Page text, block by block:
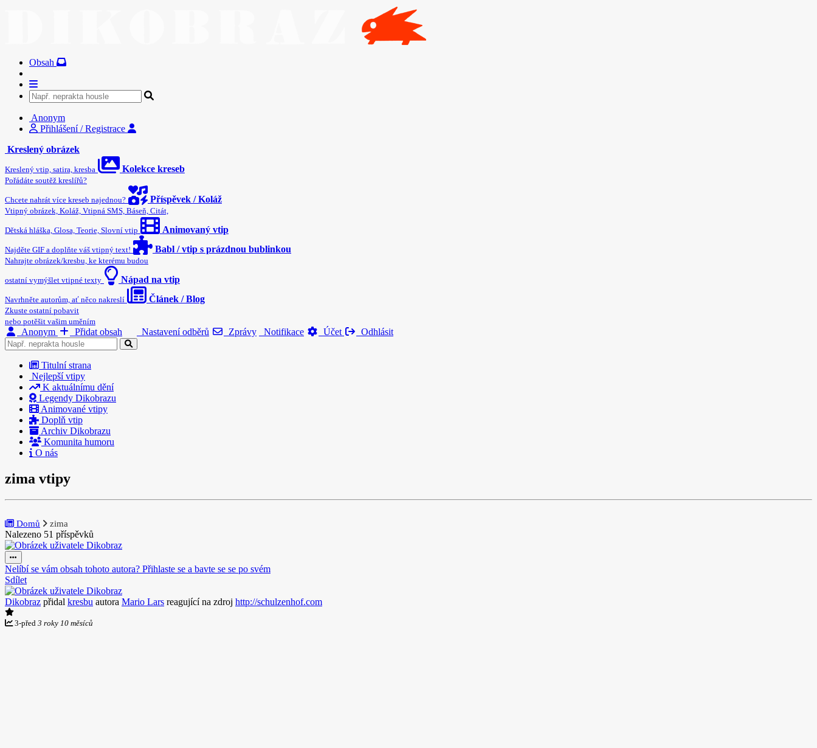
Obsah
Anonym
Přihlášení / Registrace
Kreslený obrázek
Kreslený vtip, satira, kresba Kolekce kreseb
Pořádáte soutěž kreslířů?
Chcete nahrát více kreseb najednou? Příspěvek / Koláž
Vtipný obrázek, Koláž, Vtipná SMS, Báseň, Citát,
Dětská hláška, Glosa, Teorie, Slovní vtip Animovaný vtip
Najděte GIF a doplňte váš vtipný text! Babl / vtip s prázdnou bublinkou
Nahrajte obrázek/kresbu, ke kterému budou
ostatní vymýšlet vtipné texty Nápad na vtip
Navrhněte autorům, ať něco nakreslí Článek / Blog
Zkuste ostatní pobavit
nebo potěšit vašim uměním
Anonym Přidat obsah Nastavení odběrů Zprávy Notifikace Účet Odhlásit
Titulní strana
Nejlepší vtipy
K aktuálnímu dění
Legendy Dikobrazu
Animované vtipy
Doplň vtip
Archiv Dikobrazu
Komunita humoru
O nás
zima vtipy
Domů zima
Nalezeno 51 příspěvků
Nelíbí se vám obsah tohoto autora? Přihlaste se a bavte se se po svém
Sdílet
Dikobraz přidal kresbu autora Mario Lars reagující na zdroj http://schulzenhof.com
3-před 3 roky 10 měsíců